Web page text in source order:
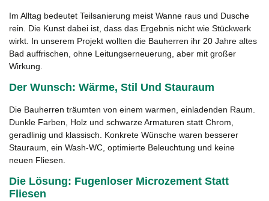
Im Alltag bedeutet Teilsanierung meist Wanne raus und Dusche
rein. Die Kunst dabei ist, dass das Ergebnis nicht wie Stückwerk
wirkt. In unserem Projekt wollten die Bauherren ihr 20 Jahre altes
Bad auffrischen, ohne Leitungserneuerung, aber mit großer
Wirkung.
Der Wunsch: Wärme, Stil Und Stauraum
Die Bauherren träumten von einem warmen, einladenden Raum.
Dunkle Farben, Holz und schwarze Armaturen statt Chrom,
geradlinig und klassisch. Konkrete Wünsche waren besserer
Stauraum, ein Wash-WC, optimierte Beleuchtung und keine
neuen Fliesen.
Die Lösung: Fugenloser Microzement Statt
Fliesen